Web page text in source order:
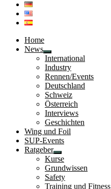
Home
News
Untermenü
öffnen
International
Industry
Rennen/Events
Deutschland
Schweiz
Österreich
Interviews
Geschichten
Wing und Foil
SUP-Events
Ratgeber
Untermenü
öffnen
Kurse
Grundwissen
Safety
Training und Fitness